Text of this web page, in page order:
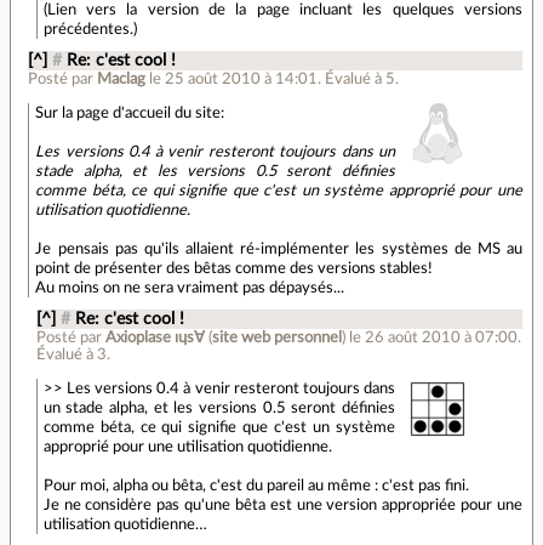
(Lien vers la version de la page incluant les quelques versions
précédentes.)
[^] # Re: c'est cool !
Posté par Maclag le 25 août 2010 à 14:01 . Évalué à 5.
Sur la page d'accueil du site:
Les versions 0.4 à venir resteront toujours dans un
stade alpha, et les versions 0.5 seront définies
comme béta, ce qui signifie que c'est un système approprié pour une
utilisation quotidienne.
Je pensais pas qu'ils allaient ré-implémenter les systèmes de MS au
point de présenter des bêtas comme des versions stables!
Au moins on ne sera vraiment pas dépaysés...
[^] # Re: c'est cool !
Posté par Axioplase ıɥs∀(site web personnel ) le 26 août 2010 à 07:00.
Évalué à 3.
>> Les versions 0.4 à venir resteront toujours dans
un stade alpha, et les versions 0.5 seront définies
comme béta, ce qui signifie que c'est un système
approprié pour une utilisation quotidienne.
Pour moi, alpha ou bêta, c'est du pareil au même : c'est pas fini.
Je ne considère pas qu'une bêta est une version appropriée pour une
utilisation quotidienne…